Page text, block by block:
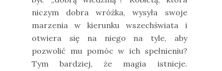
niczym dobra wróżka, wysyła swoje
marzenia w kierunku wszechświata i
otwiera się na niego na tyle, aby
pozwolić mu pomóc w ich spełnieniu?
Tym bardziej, że magia istnieje.